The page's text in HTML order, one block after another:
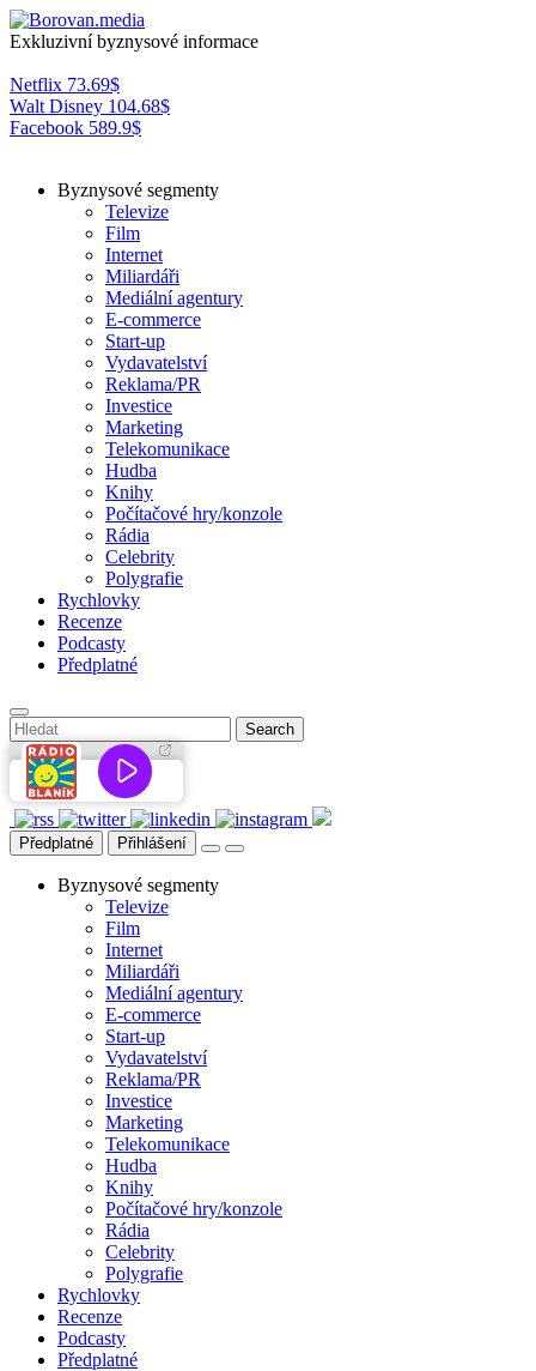
Exkluzivní byznysové informace
Netflix 73.69$
Walt Disney 104.68$
Facebook 589.9$
Byznysové segmenty
Televize
Film
Internet
Miliardáři
Mediální agentury
E-commerce
Start-up
Vydavatelství
Reklama/PR
Investice
Marketing
Telekomunikace
Hudba
Knihy
Počítačové hry/konzole
Rádia
Celebrity
Polygrafie
Rychlovky
Recenze
Podcasty
Předplatné
Předplatné Přihlášení
Byznysové segmenty
Televize
Film
Internet
Miliardáři
Mediální agentury
E-commerce
Start-up
Vydavatelství
Reklama/PR
Investice
Marketing
Telekomunikace
Hudba
Knihy
Počítačové hry/konzole
Rádia
Celebrity
Polygrafie
Rychlovky
Recenze
Podcasty
Předplatné